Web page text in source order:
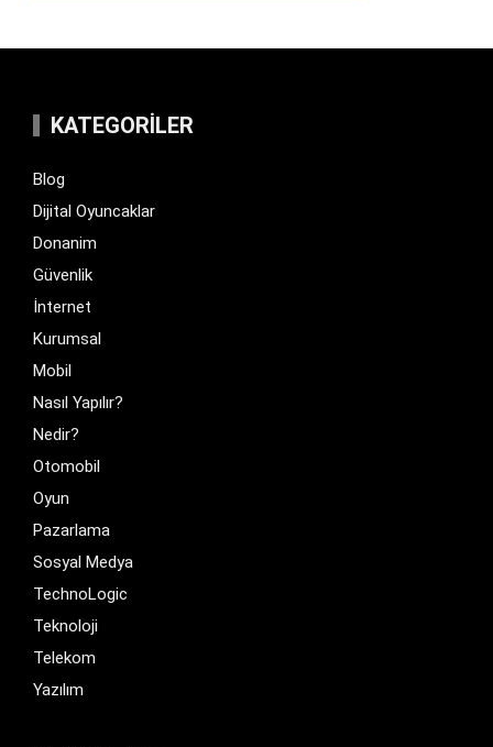
KATEGORILER
Blog
Dijital Oyuncaklar
Donanim
Güvenlik
İnternet
Kurumsal
Mobil
Nasıl Yapılır?
Nedir?
Otomobil
Oyun
Pazarlama
Sosyal Medya
TechnoLogic
Teknoloji
Telekom
Yazılım